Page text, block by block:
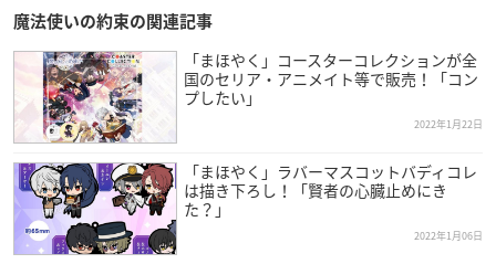
魔法使いの約束の関連記事
「まほやく」コースターコレクションが全
国のセリア・アニメイト等で販売！「コン
プしたい」
2022年1月22日
「まほやく」ラバーマスコットバディコレ
は描き下ろし！「賢者の心臓止めにき
た？」
2022年1月06日